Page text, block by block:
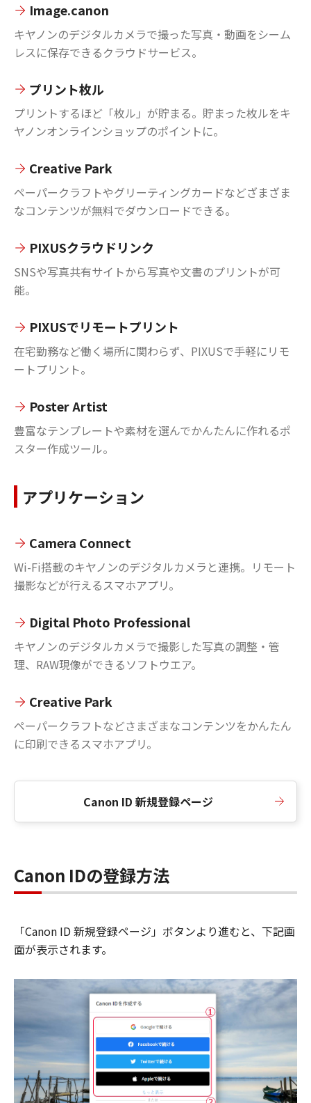
Image.canon
キヤノンのデジタルカメラで撮った写真・動画をシーム
レスに保存できるクラウドサービス。
プリント枚ル
プリントするほど「枚ル」が貯まる。貯まった枚ルをキ
ヤノンオンラインショップのポイントに。
Creative Park
ペーパークラフトやグリーティングカードなどざまざま
なコンテンツが無料でダウンロードできる。
PIXUSクラウドリンク
SNSや写真共有サイトから写真や文書のプリントが可
能。
PIXUSでリモートプリント
在宅勤務など働く場所に関わらず、PIXUSで手軽にリモ
ートプリント。
Poster Artist
豊富なテンプレートや素材を選んでかんたんに作れるポ
スター作成ツール。
アプリケーション
Camera Connect
Wi-Fi搭載のキヤノンのデジタルカメラと連携。リモート
撮影などが行えるスマホアプリ。
Digital Photo Professional
キヤノンのデジタルカメラで撮影した写真の調整・管
理、RAW現像ができるソフトウエア。
Creative Park
ペーパークラフトなどさまざまなコンテンツをかんたん
に印刷できるスマホアプリ。
Canon ID 新規登録ページ
Canon IDの登録方法
「Canon ID 新規登録ページ」ボタンより進むと、下記画
面が表示されます。